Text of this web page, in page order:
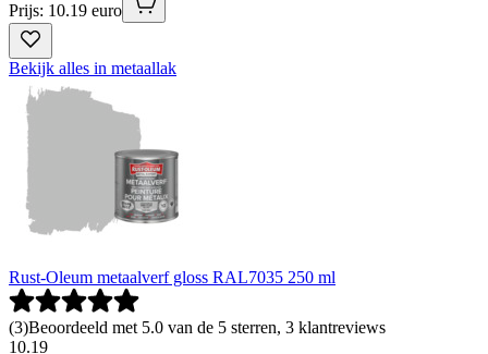
Prijs: 10.19 euro
Bekijk alles in metaallak
Rust-Oleum metaalverf gloss RAL7035 250 ml
(3)Beoordeeld met 5.0 van de 5 sterren, 3 klantreviews
10.19